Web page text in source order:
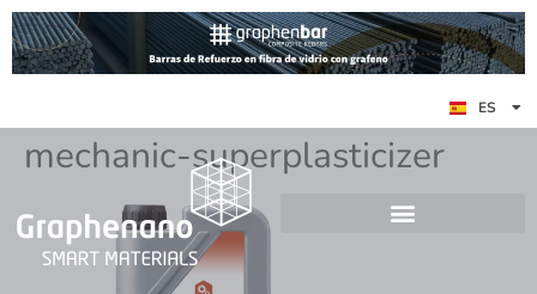
ES
EN
DE
mechanic-superplasticizer